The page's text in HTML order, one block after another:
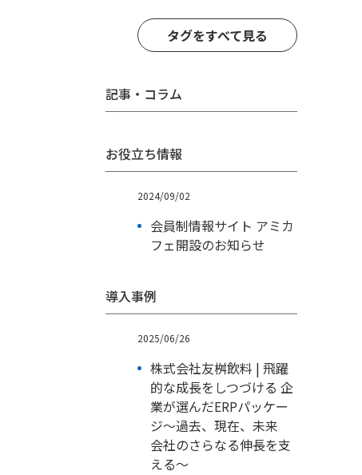
タグをすべて見る
記事・コラム
お役立ち情報
2024/09/02
会員制情報サイト アミカ
フェ開設のお知らせ
導入事例
2025/06/26
株式会社友桝飲料 | 飛躍
的な成長をしつづける 企
業が選んだERPパッケー
ジ～過去、現在、未来
会社のさらなる伸長を支
える～